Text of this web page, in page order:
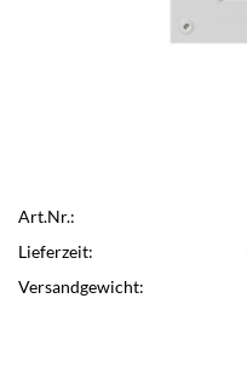
Art.Nr.:
Lieferzeit:
Versandgewicht: